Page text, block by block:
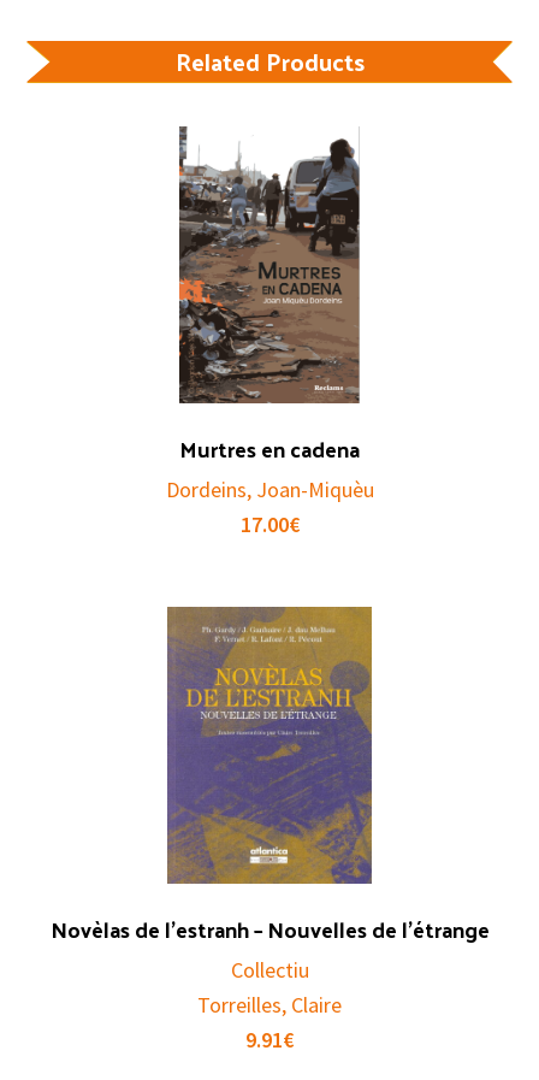
Related Products
Murtres en cadena
Dordeins, Joan-Miquèu
17.00€
Novèlas de l’estranh – Nouvelles de l’étrange
Collectiu
Torreilles, Claire
9.91€